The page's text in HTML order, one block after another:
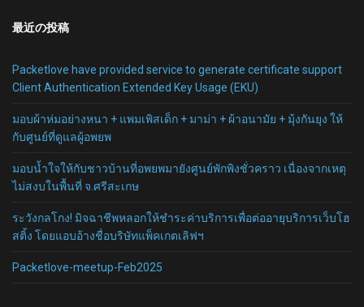
最近の投稿
Packetlove have provided service to generate certificate support
Client Authentication Extended Key Usage (EKU)
มอบผ้าห่มอย่างหนา + แพมเพิสเด็ก + มาม่า + ผ้าอนามัย + มุ้งกันยุง ให้
กับศูนย์ที่ดูแลผู้อพยพ
มอบน้ำใจให้กับชาวบ้านที่อพยพมายังศูนย์พักพิงชั่วคราว เนื่องจากเหตุ
ไม่สงบในพื้นที่ จ.ศรีสะเกษ
ระวังกลโกง! มิจฉาชีพหลอกให้ชำระค่าบริการเพื่อต่ออายุบริการเว็บโฮ
สติ้ง โดยแอบอ้างชื่อบริษัทแพ็คเกตเลิฟฯ
Packetlove-meetup-Feb2025